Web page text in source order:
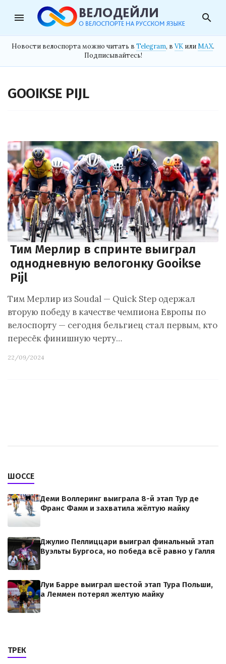
menu search
Новости велоспорта можно читать в Telegram, в VK илиMAX.
Подписывайтесь!
GOOIKSE PIJL
Тим Мерлир в спринте выиграл
однодневную велогонку Gooikse
Pijl
Тим Мерлир из Soudal — Quick Step одержал
вторую победу в качестве чемпиона Европы по
велоспорту — сегодня бельгиец стал первым, кто
пересёк финишную черту…
22/09/2024
ШОССЕ
Деми Воллеринг выиграла 8-й этап Тур де
Франс Фамм и захватила жёлтую майку
Джулио Пеллиццари выиграл финальный этап
Вуэльты Бургоса, но победа всё равно у Галля
Луи Барре выиграл шестой этап Тура Польши,
а Леммен потерял желтую майку
ТРЕК